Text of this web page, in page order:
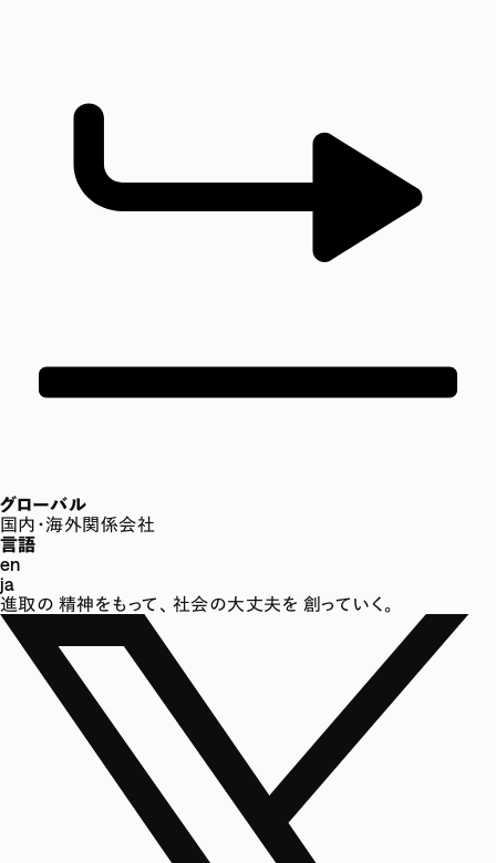
グローバル
国内・海外関係会社
言語
en
ja
進取の 精神をもって、 社会の大丈夫を 創っていく。